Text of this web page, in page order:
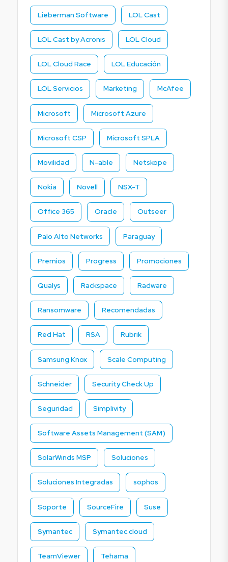
Lieberman Software LOL Cast
LOL Cast by Acronis LOL Cloud
LOL Cloud Race LOL Educación
LOL Servicios Marketing McAfee
Microsoft Microsoft Azure
Microsoft CSP Microsoft SPLA
Movilidad N-able Netskope
Nokia Novell NSX-T
Office 365 Oracle Outseer
Palo Alto Networks Paraguay
Premios Progress Promociones
Qualys Rackspace Radware
Ransomware Recomendadas
Red Hat RSA Rubrik
Samsung Knox Scale Computing
Schneider Security Check Up
Seguridad Simplivity
Software Assets Management (SAM)
SolarWinds MSP Soluciones
Soluciones Integradas sophos
Soporte SourceFire Suse
Symantec Symantec.cloud
TeamViewer Tehama